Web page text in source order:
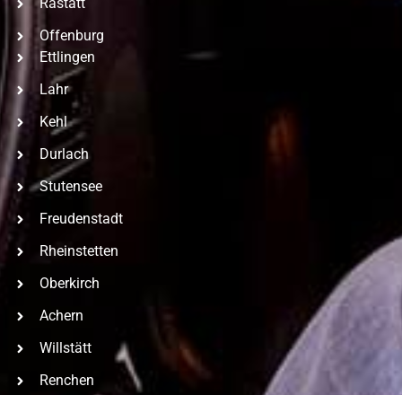
Offenburg
Ettlingen
Lahr
Kehl
Durlach
Stutensee
Freudenstadt
Rheinstetten
Oberkirch
Achern
Willstätt
Renchen